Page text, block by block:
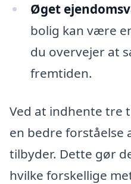
Øget
bolig kan være
du overvejer at
fremtiden.
Ved at indhente tre
en bedre forståelse
tilbyder. Dette gør
hvilke forskellige